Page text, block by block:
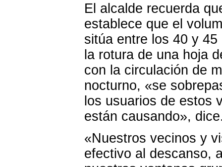
El alcalde recuerda
establece que el
sitúa entre los 40 y
la rotura de una hoja
con la circulación de
nocturno, «se
los usuarios de estos
están causando»,
«Nuestros vecinos y
efectivo al descanso,